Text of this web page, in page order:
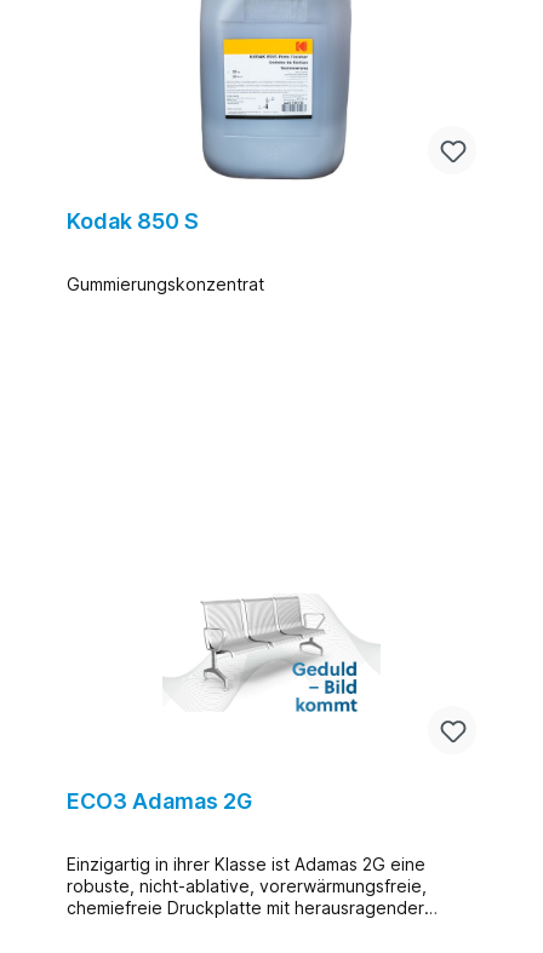
Kodak 850 S
Gummierungskonzentrat
ECO3 Adamas 2G
Einzigartig in ihrer Klasse ist Adamas 2G eine
robuste, nicht-ablative, vorerwärmungsfreie,
chemiefreie Druckplatte mit herausragender